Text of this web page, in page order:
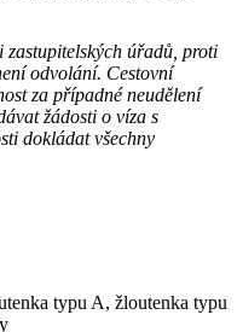
zastupitelských úřadů, proti
odvolání. Cestovní
za případné neudělení
žádosti o víza s
dokládat všechny
typu A, žloutenka typu